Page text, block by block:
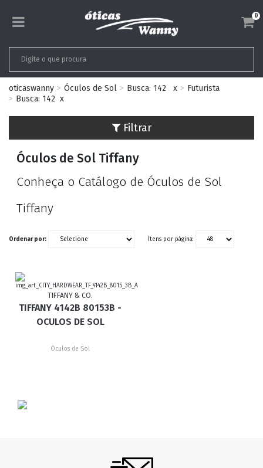
0
oticaswanny Óculos de Sol Busca: 142 x
Futurista
Busca: 142 x
Filtrar
Óculos de Sol Tiffany
Conheça o Catálogo de Óculos de Sol
Tiffany
Ordenar por: Itens por página:
TIFFANY & CO.
TIFFANY 4142B 80153B -
OCULOS DE SOL
Óculos de Sol